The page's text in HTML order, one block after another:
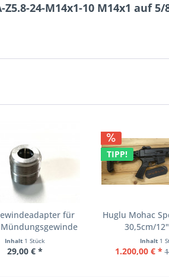
24-M14x1-10 M14x1 auf 5/
für
Inhalt 1 Stück
29,00 € *
TIPP!
Huglu Mohac
30,5cm/
Inhalt 1
1.200,00 € *